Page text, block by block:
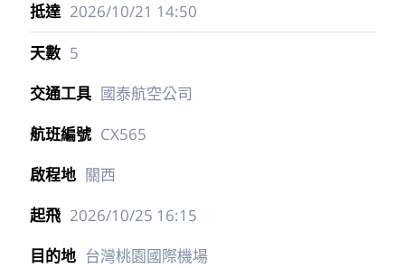
2026/10/21 14:50
5
國泰航空公司
CX565
關西
2026/10/25 16:15
台灣桃園國際機場